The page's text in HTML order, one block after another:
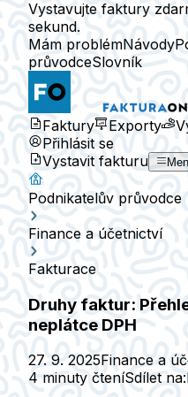
Vystavujte faktury
sekund.
Mám problémNávody
průvodceSlovník
Faktury Exporty
Přihlásit se
Vystavit fakturu
Podnikatelův průvodce
Finance a účetnictví
Fakturace
Druhy faktur:
neplátce DPH
27. 9. 2025Finance a
4 minuty čteníSdílet na: